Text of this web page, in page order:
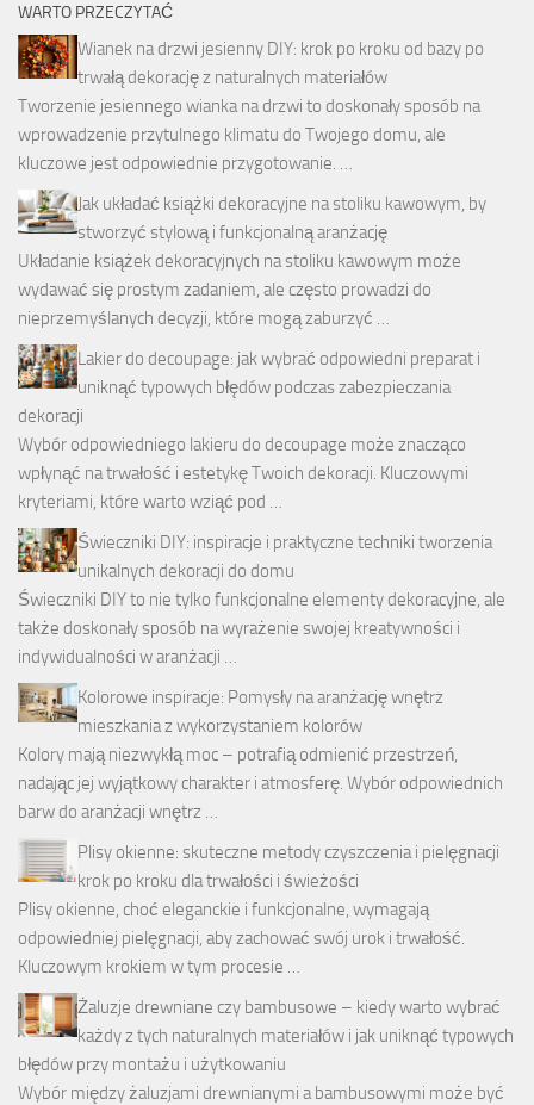
WARTO PRZECZYTAĆ
Wianek na drzwi jesienny DIY: krok po kroku od bazy po
trwałą dekorację z naturalnych materiałów
Tworzenie jesiennego wianka na drzwi to doskonały sposób na
wprowadzenie przytulnego klimatu do Twojego domu, ale
kluczowe jest odpowiednie przygotowanie. …
Jak układać książki dekoracyjne na stoliku kawowym, by
stworzyć stylową i funkcjonalną aranżację
Układanie książek dekoracyjnych na stoliku kawowym może
wydawać się prostym zadaniem, ale często prowadzi do
nieprzemyślanych decyzji, które mogą zaburzyć …
Lakier do decoupage: jak wybrać odpowiedni preparat i
uniknąć typowych błędów podczas zabezpieczania
dekoracji
Wybór odpowiedniego lakieru do decoupage może znacząco
wpłynąć na trwałość i estetykę Twoich dekoracji. Kluczowymi
kryteriami, które warto wziąć pod …
Świeczniki DIY: inspiracje i praktyczne techniki tworzenia
unikalnych dekoracji do domu
Świeczniki DIY to nie tylko funkcjonalne elementy dekoracyjne, ale
także doskonały sposób na wyrażenie swojej kreatywności i
indywidualności w aranżacji …
Kolorowe inspiracje: Pomysły na aranżację wnętrz
mieszkania z wykorzystaniem kolorów
Kolory mają niezwykłą moc – potrafią odmienić przestrzeń,
nadając jej wyjątkowy charakter i atmosferę. Wybór odpowiednich
barw do aranżacji wnętrz …
Plisy okienne: skuteczne metody czyszczenia i pielęgnacji
krok po kroku dla trwałości i świeżości
Plisy okienne, choć eleganckie i funkcjonalne, wymagają
odpowiedniej pielęgnacji, aby zachować swój urok i trwałość.
Kluczowym krokiem w tym procesie …
Żaluzje drewniane czy bambusowe – kiedy warto wybrać
każdy z tych naturalnych materiałów i jak uniknąć typowych
błędów przy montażu i użytkowaniu
Wybór między żaluzjami drewnianymi a bambusowymi może być